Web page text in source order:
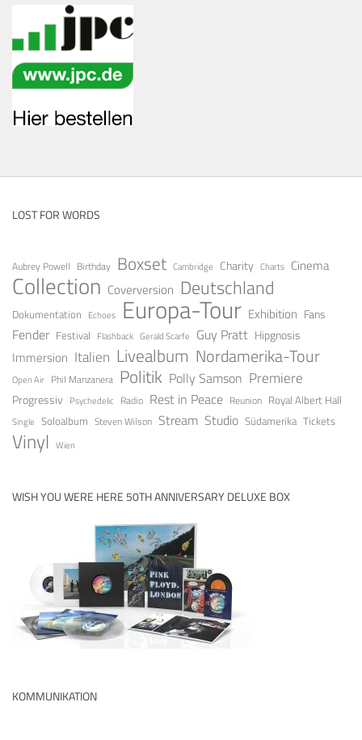
LOST FOR WORDS
Aubrey Powell Birthday Boxset Cambridge Charity Charts Cinema
Collection Coverversion Deutschland
Dokumentation Echoes Europa-Tour Exhibition Fans
Fender Festival Flashback Gerald Scarfe Guy Pratt Hipgnosis
Immersion Italien Livealbum Nordamerika-Tour
Open Air Phil Manzanera Politik Polly Samson Premiere
Progressiv Psychedelic Radio Rest in Peace Reunion Royal Albert Hall
Single Soloalbum Steven Wilson Stream Studio Südamerika Tickets
Vinyl Wien
WISH YOU WERE HERE 50TH ANNIVERSARY DELUXE BOX
KOMMUNIKATION